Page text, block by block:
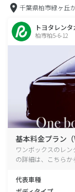
千葉県柏市緑ヶ丘
トヨタレン
柏市柏5-6-12
基本料金プラン（
ワンボックスのレ
の詳細は、こちらか
代表車種